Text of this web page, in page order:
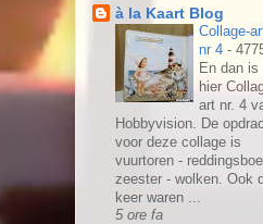
à la Kaart Blog
Collage-
nr 4 -
En dan is
hier
art nr. 4
Hobbyvision. De
voor deze collage is
vuurtoren -
zeester - wolken. Ook
keer waren ...
5 ore fa